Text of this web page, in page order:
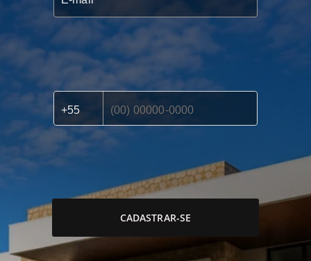
CADASTRAR-SE